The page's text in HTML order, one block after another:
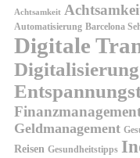
Achtsamkeit
Automatisierung Barcelona
Digitale
Digitalisierung
Geldmanagement
Reisen Gesundheitstipps